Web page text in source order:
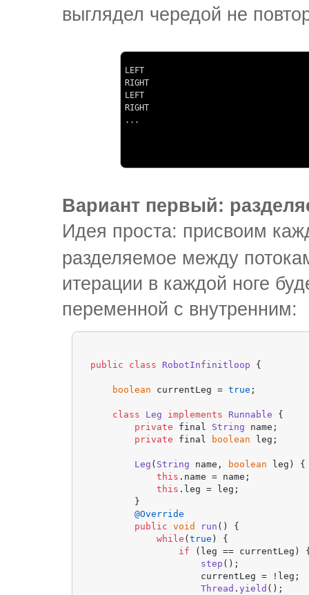
выглядел чередой не
LEFT
RIGHT
LEFT
RIGHT
...
Вариант первый:
Идея проста: присвоим
разделяемое между
итерации в каждой ноге
переменной с внутренним:
public class RobotInfinitloop {
boolean currentLeg = true ;
class Leg implements Runnable {
private final String name;
private final boolean leg;
Leg ( String name, boolean leg) {
this . name = name;
this . leg = leg;
        }
@Override
public
void run ( ) {
while (true ) {
if (leg == currentLeg)
step ();
                    currentLeg = !leg;
Thread .yield ();